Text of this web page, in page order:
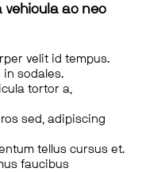
ac nec
velit id tempus.
in sodales.
tortor a,
sed, adipiscing
tellus cursus et.
faucibus